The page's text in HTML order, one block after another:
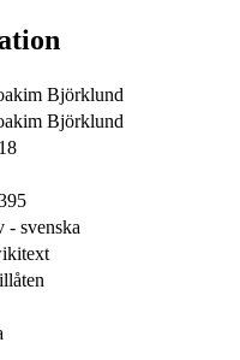
Björklund
Björklund
- svenska